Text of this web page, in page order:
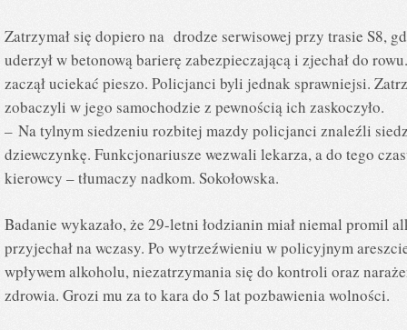
Zatrzymał się dopiero na drodze serwisowej przy trasie S8,
uderzył w betonową barierę zabezpieczającą i zjechał do
zaczął uciekać pieszo. Policjanci byli jednak sprawniejsi.
zobaczyli w jego samochodzie z pewnością ich zaskoczyło.
– Na tylnym siedzeniu rozbitej mazdy policjanci znaleźli
dziewczynkę. Funkcjonariusze wezwali lekarza, a do tego
kierowcy – tłumaczy nadkom. Sokołowska.
Badanie wykazało, że 29-letni łodzianin miał niemal promil
przyjechał na wczasy. Po wytrzeźwieniu w policyjnym
wpływem alkoholu, niezatrzymania się do kontroli oraz
zdrowia. Grozi mu za to kara do 5 lat pozbawienia wolności.